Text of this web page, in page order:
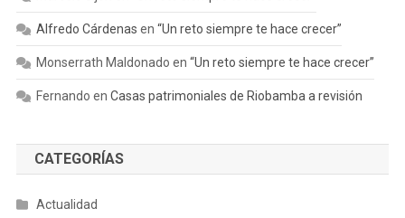
Alfredo Cárdenas en “Un reto siempre te hace crecer”
Monserrath Maldonado en “Un reto siempre te hace crecer”
Fernando en Casas patrimoniales de Riobamba a revisión
CATEGORÍAS
Actualidad